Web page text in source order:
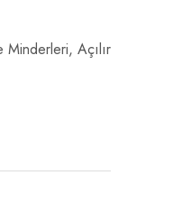
Açılır